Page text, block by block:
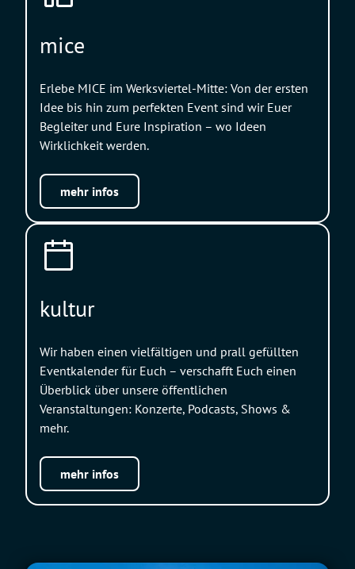
mice
Erlebe MICE im Werksviertel-Mitte: Von der ersten
Idee bis hin zum perfekten Event sind wir Euer
Begleiter und Eure Inspiration – wo Ideen
Wirklichkeit werden.
mehr infos
kultur
Wir haben einen vielfältigen und prall gefüllten
Eventkalender für Euch – verschafft Euch einen
Überblick über unsere öffentlichen
Veranstaltungen: Konzerte, Podcasts, Shows &
mehr.
mehr infos